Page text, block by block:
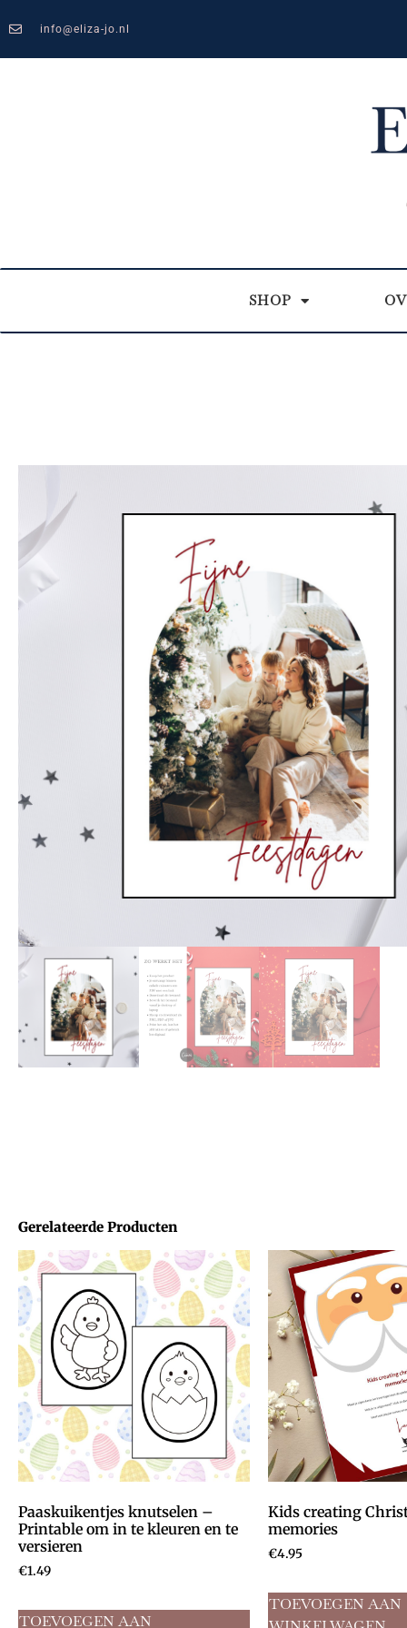
info@eliza-jo.nl
SHOP
Gerelateerde Producten
Paaskuikentjes knutselen –
Printable om in te kleuren en te
versieren
€1.49
TOEVOEGEN AAN
Kids creating
memories
€4.95
TOEVOEGEN AAN